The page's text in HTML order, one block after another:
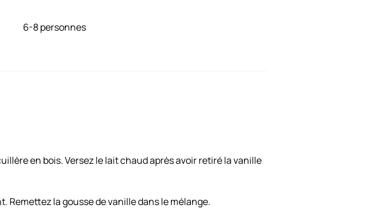
6-8 personnes
en bois. Versez le lait chaud après avoir retiré la vanille
Remettez la gousse de vanille dans le mélange.